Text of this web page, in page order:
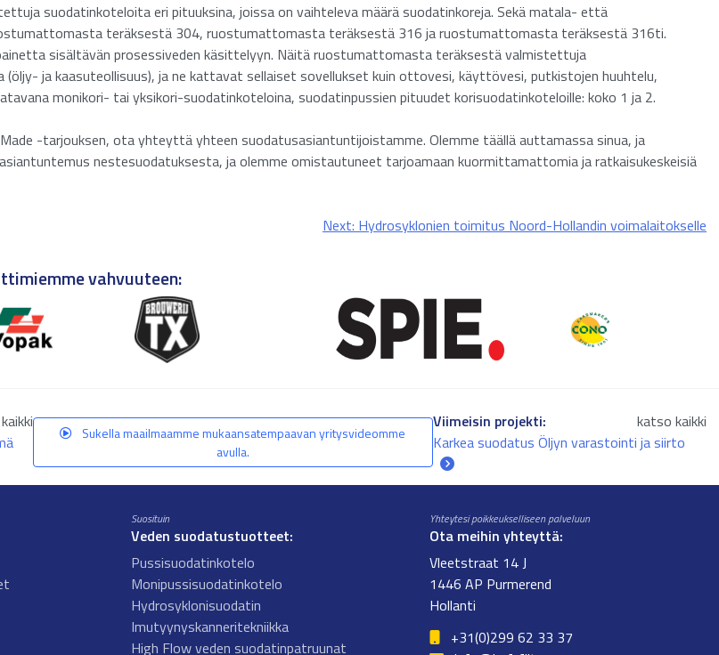
suodatinkoteloita eri pituuksina, joissa on vaihteleva määrä suodatinkoreja. Sekä matala- että
teräksestä 304, ruostumattomasta teräksestä 316 ja ruostumattomasta teräksestä 316ti.
sisältävän prosessiveden käsittelyyn. Näitä ruostumattomasta teräksestä valmistettuja
ja kaasuteollisuus), ja ne kattavat sellaiset sovellukset kuin ottovesi, käyttövesi, putkistojen huuhtelu,
monikori- tai yksikori-suodatinkoteloina, suodatinpussien pituudet korisuodatinkoteloille: koko 1 ja 2.
-tarjouksen, ota yhteyttä yhteen suodatusasiantuntijoistamme. Olemme täällä auttamassa sinua, ja
nestesuodatuksesta, ja olemme omistautuneet tarjoamaan kuormittamattomia ja ratkaisukeskeisiä
Next: Hydrosyklonien toimitus Noord-Hollandin voimalaitokselle
vahvuuteen:
Sukella maailmaamme mukaansatempaavan yritysvideomme
avulla.
Viimeisin projekti:
katso kaikki
Karkea suodatus Öljyn varastointi ja siirto
Suosituin
Veden suodatustuotteet:
Pussisuodatinkotelo
Monipussisuodatinkotelo
Hydrosyklonisuodatin
Imutyynyskanneritekniikka
High Flow veden suodatinpatruunat
Yhteytesi poikkeukselliseen palveluun
Ota meihin yhteyttä:
Vleetstraat 14 J
1446 AP Purmerend
Hollanti
+31(0)299 62 33 37